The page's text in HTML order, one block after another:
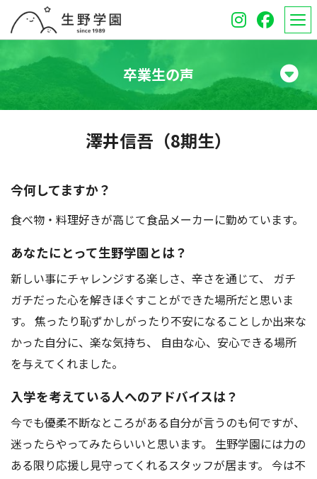
学校紹介
中学校
オープンスクール
保護者のみなさんへ
受験生のみなさんへ
アクセス お問い合わせ
卒業生の声
澤井信吾（8期生）
今何してますか？
食べ物・料理好きが高じて食品メーカーに勤めています。
あなたにとって生野学園とは？
新しい事にチャレンジする楽しさ、辛さを通じて、 ガチ
ガチだった心を解きほぐすことができた場所だと思いま
す。 焦ったり恥ずかしがったり不安になることしか出来な
かった自分に、楽な気持ち、 自由な心、安心できる場所
を与えてくれました。
入学を考えている人へのアドバイスは？
今でも優柔不断なところがある自分が言うのも何ですが、
迷ったらやってみたらいいと思います。 生野学園には力の
ある限り応援し見守ってくれるスタッフが居ます。 今は不